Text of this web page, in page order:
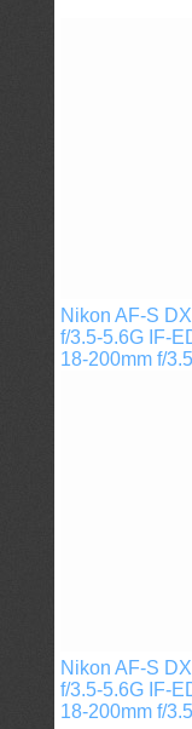
Nikon AF-S
f/3.5-5.6G IF-
18-200mm f/
Nikon AF-S
f/3.5-5.6G IF-
18-200mm f/